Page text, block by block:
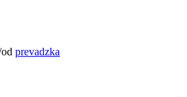
od prevadzka